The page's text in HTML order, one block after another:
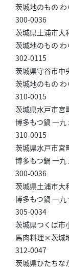
茨城地のもの
300-0036
茨城県土浦市大
茨城地のもの
302-0115
茨城県守谷市中
茨城地のもの
310-0015
茨城県水戸市宮
博多もつ鍋 一九
310-0015
茨城県水戸市宮
博多もつ鍋 一九
300-0036
茨城県土浦市大
博多もつ鍋 一
305-0034
茨城県つくば市
馬肉料理×茨城
312-0047
茨城県ひたちな